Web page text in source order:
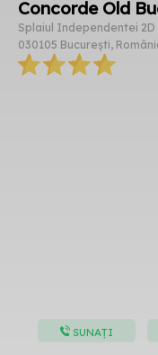
Concorde Old
Splaiul Independentei 2D
030105 București,
SUNAȚI